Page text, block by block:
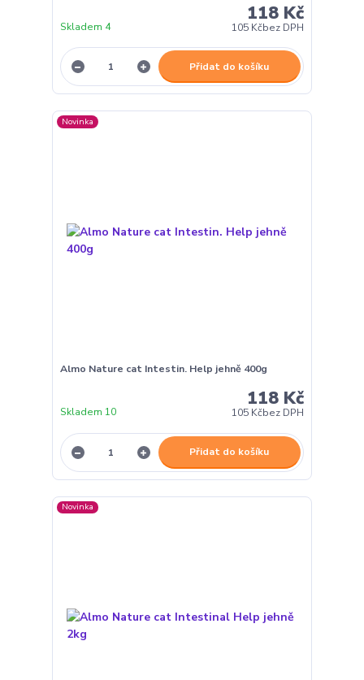
118 Kč
105 Kčbez DPH
Skladem 4
Přidat do košíku
Novinka
Almo Nature cat Intestin. Help jehně 400g
118 Kč
105 Kčbez DPH
Skladem 10
Přidat do košíku
Novinka